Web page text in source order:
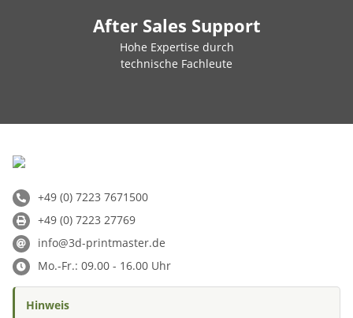
After Sales Support
Hohe Expertise durch
technische Fachleute
+49 (0) 7223 7671500
+49 (0) 7223 27769
info@3d-printmaster.de
Mo.-Fr.: 09.00 - 16.00 Uhr
Hinweis